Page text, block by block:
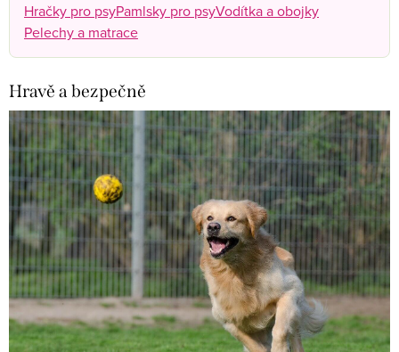
Hračky pro psyPamlsky pro psyVodítka a obojky
Pelechy a matrace
Hravě a bezpečně